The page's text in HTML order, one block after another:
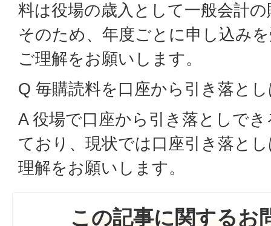
料は役場の歳入として一般会計
そのため、年度ごとに申し込み
ご理解をお願いします。
Q 毎購読料を口座から引き落と
A 役場で口座から引き落としで
ており、現状では口座引き落と
理解をお願いします。
この記事に関するお